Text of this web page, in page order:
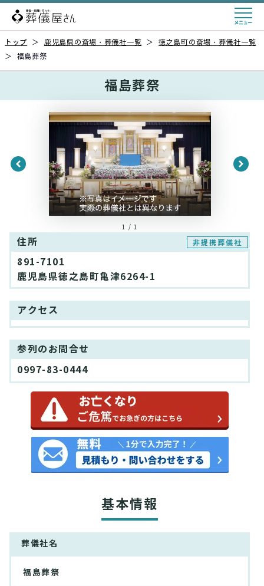
トップ ＞ 鹿児島県の斎場・葬儀社一覧 ＞
徳之島町の斎場・葬儀社一覧
＞
福島葬祭
福島葬祭
1 / 1
住所 非提携葬儀社
891-7101
鹿児島県徳之島町亀津6264-1
アクセス
参列のお問合せ
0997-83-0444
基本情報
葬儀社名
福島葬祭